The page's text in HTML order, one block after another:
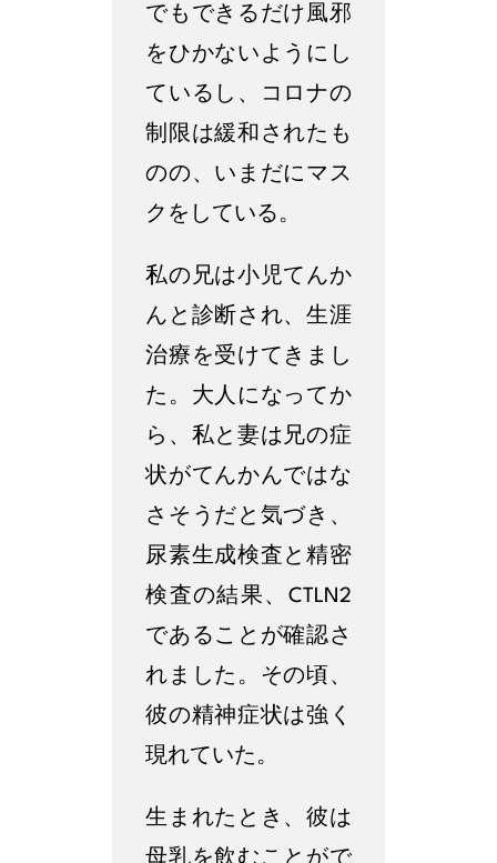
でもできるだけ風邪
をひかないようにし
ているし、コロナの
制限は緩和されたも
のの、いまだにマス
クをしている。
私の兄は小児てんか
んと診断され、生涯
治療を受けてきまし
た。大人になってか
ら、私と妻は兄の症
状がてんかんではな
さそうだと気づき、
尿素生成検査と精密
検査の結果、CTLN2
であることが確認さ
れました。その頃、
彼の精神症状は強く
現れていた。
生まれたとき、彼は
母乳を飲むことがで